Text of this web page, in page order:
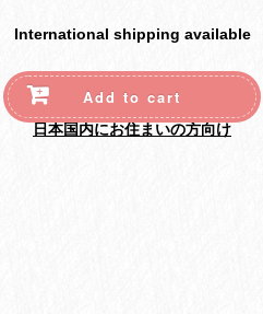
International shipping available
Add to cart
日本国内にお住まいの方向け